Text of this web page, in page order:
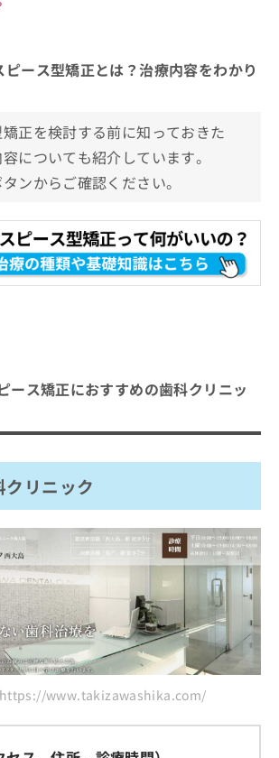
ース型矯正とは？治療内容をわかり
正を検討する前に知っておきた
についても紹介しています。
ンからご確認ください。
ース矯正におすすめの歯科クリニッ
リニック
www.takizawashika.com/